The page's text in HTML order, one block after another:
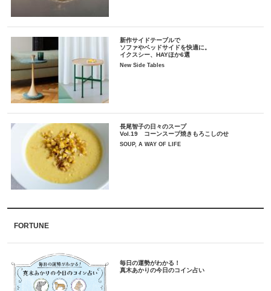
新作サイドテーブルで
ソファやベッドサイドを快適に。
イクスシー、HAYほか6選
New Side Tables
長尾智子の日々のスープ
Vol.19 コーンスープ焼きもろこしのせ
SOUP, A WAY OF LIFE
FORTUNE
毎日の運勢がわかる！